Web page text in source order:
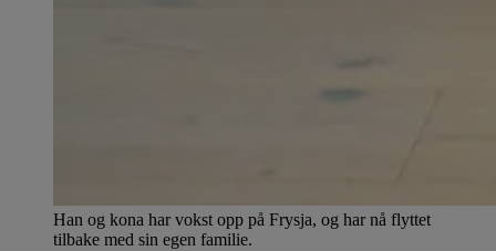
Han og kona har vokst opp på Frysja, og har nå flyttet
tilbake med sin egen familie.